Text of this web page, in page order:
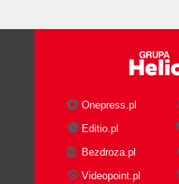
Onepress.pl
Editio.pl
Bezdroza.pl
Videopoint.pl